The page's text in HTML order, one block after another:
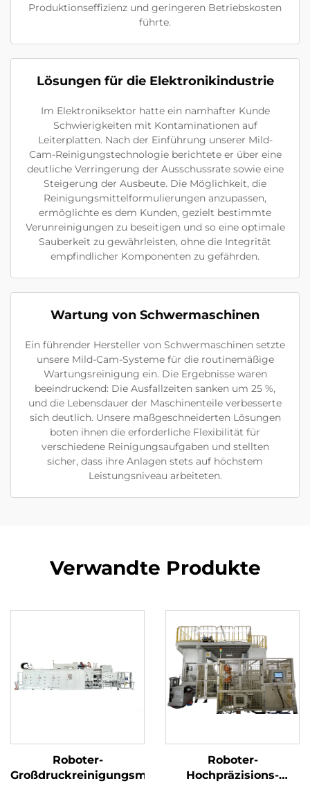
Produktionseffizienz und geringeren Betriebskosten
führte.
Lösungen für die Elektronikindustrie
Im Elektroniksektor hatte ein namhafter Kunde
Schwierigkeiten mit Kontaminationen auf
Leiterplatten. Nach der Einführung unserer Mild-
Cam-Reinigungstechnologie berichtete er über eine
deutliche Verringerung der Ausschussrate sowie eine
Steigerung der Ausbeute. Die Möglichkeit, die
Reinigungsmittelformulierungen anzupassen,
ermöglichte es dem Kunden, gezielt bestimmte
Verunreinigungen zu beseitigen und so eine optimale
Sauberkeit zu gewährleisten, ohne die Integrität
empfindlicher Komponenten zu gefährden.
Wartung von Schwermaschinen
Ein führender Hersteller von Schwermaschinen setzte
unsere Mild-Cam-Systeme für die routinemäßige
Wartungsreinigung ein. Die Ergebnisse waren
beeindruckend: Die Ausfallzeiten sanken um 25 %,
und die Lebensdauer der Maschinenteile verbesserte
sich deutlich. Unsere maßgeschneiderten Lösungen
boten ihnen die erforderliche Flexibilität für
verschiedene Reinigungsaufgaben und stellten
sicher, dass ihre Anlagen stets auf höchstem
Leistungsniveau arbeiteten.
Verwandte Produkte
Roboter-
Großdruckreinigungsmaschine
Roboter-
Hochpräzisions-